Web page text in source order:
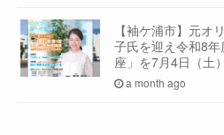
【袖ケ浦市】元オ
子氏を迎え令和8
座」を7月4日（土
a month ago